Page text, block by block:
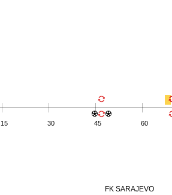
15 30 45 60
FK SARAJEVO